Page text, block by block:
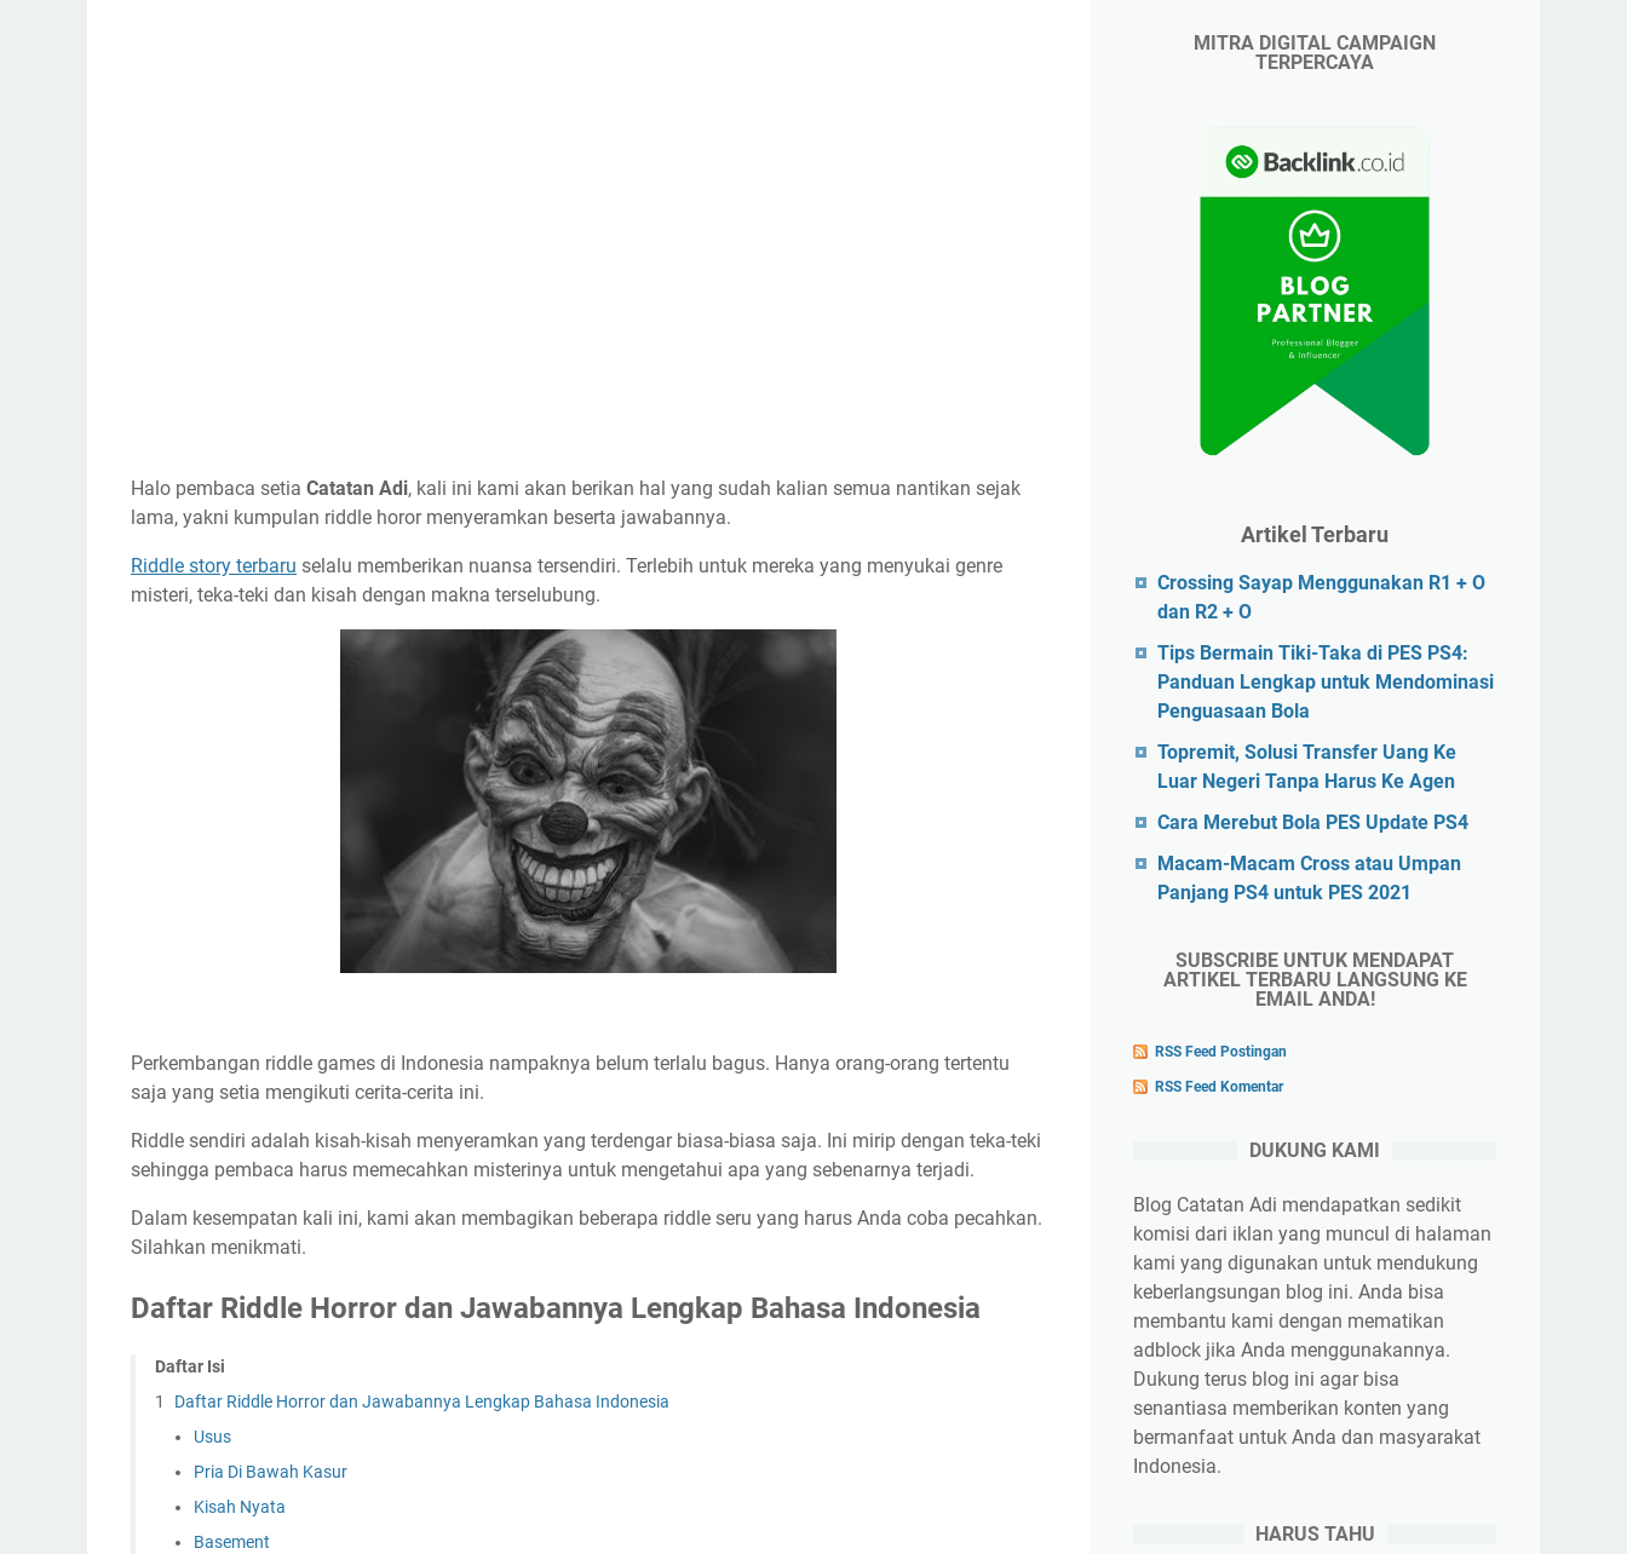
Halo pembaca setia Catatan Adi, kali ini kami akan berikan hal yang sudah kalian semua nantikan sejak
lama, yakni kumpulan riddle horor menyeramkan beserta jawabannya.
Riddle story terbaru selalu memberikan nuansa tersendiri. Terlebih untuk mereka yang menyukai genre
misteri, teka-teki dan kisah dengan makna terselubung.
Perkembangan riddle games di Indonesia nampaknya belum terlalu bagus. Hanya orang-orang tertentu
saja yang setia mengikuti cerita-cerita ini.
Riddle sendiri adalah kisah-kisah menyeramkan yang terdengar biasa-biasa saja. Ini mirip dengan teka-teki
sehingga pembaca harus memecahkan misterinya untuk mengetahui apa yang sebenarnya terjadi.
Dalam kesempatan kali ini, kami akan membagikan beberapa riddle seru yang harus Anda coba pecahkan.
Silahkan menikmati.
Daftar Riddle Horror dan Jawabannya Lengkap Bahasa Indonesia
Daftar Isi
Daftar Riddle Horror dan Jawabannya Lengkap Bahasa Indonesia
Usus
Pria Di Bawah Kasur
Kisah Nyata
Basement
MITRA DIGITAL CAMPAIGN
TERPERCAYA
Artikel Terbaru
Crossing Sayap Menggunakan R1 + O
dan R2 + O
Tips Bermain Tiki-Taka di PES PS4:
Panduan Lengkap untuk Mendominasi
Penguasaan Bola
Topremit, Solusi Transfer Uang Ke
Luar Negeri Tanpa Harus Ke Agen
Cara Merebut Bola PES Update PS4
Macam-Macam Cross atau Umpan
Panjang PS4 untuk PES 2021
SUBSCRIBE UNTUK MENDAPAT
ARTIKEL TERBARU LANGSUNG KE
EMAIL ANDA!
RSS Feed Postingan
RSS Feed Komentar
DUKUNG KAMI
Blog Catatan Adi mendapatkan sedikit
komisi dari iklan yang muncul di halaman
kami yang digunakan untuk mendukung
keberlangsungan blog ini. Anda bisa
membantu kami dengan mematikan
adblock jika Anda menggunakannya.
Dukung terus blog ini agar bisa
senantiasa memberikan konten yang
bermanfaat untuk Anda dan masyarakat
Indonesia.
HARUS TAHU